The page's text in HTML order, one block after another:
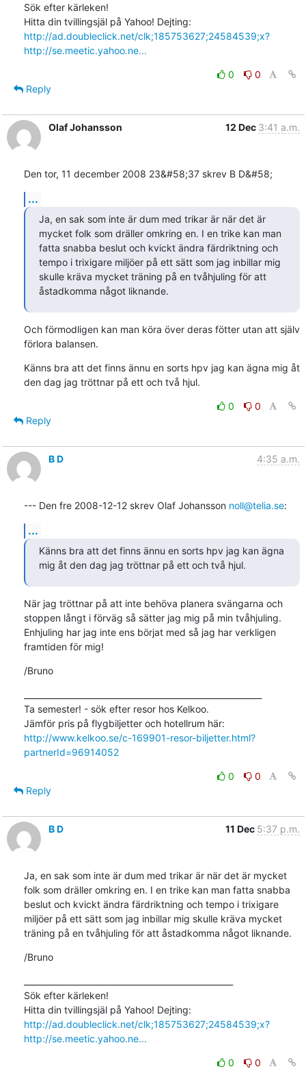
Sök efter kärleken!
http://ad.doubleclick.net/clk;185753627;24584539;x?
http://se.meetic.yahoo.ne...
0
0
Reply
Olaf Johansson 12 Dec 3:41 a.m.
Den tor, 11 december 2008 23&#58;37 skrev B D&#58;
...
Ja, en sak som inte är dum med trikar är när det är
mycket folk som dräller omkring en. I en trike kan man
fatta snabba beslut och kvickt ändra färdriktning och
tempo i trixigare miljöer på ett sätt som jag inbillar mig
skulle kräva mycket träning på en tvåhjuling för att
åstadkomma något liknande.
Och förmodligen kan man köra över deras fötter utan att själv
förlora balansen.
Känns bra att det finns ännu en sorts hpv jag kan ägna mig åt
den dag jag tröttnar på ett och två hjul.
0
0
Reply
B D 4:35 a.m.
--- Den fre 2008-12-12 skrev Olaf Johansson noll@telia.se:
...
Känns bra att det finns ännu en sorts hpv jag kan ägna
mig åt den dag jag tröttnar på ett och två hjul.
När jag tröttnar på att inte behöva planera svängarna och
stoppen långt i förväg så sätter jag mig på min tvåhjuling.
Enhjuling har jag inte ens börjat med så jag har verkligen
framtiden för mig!
/Bruno
Ta semester! - sök efter resor hos Kelkoo.
http://www.kelkoo.se/c-169901-resor-biljetter.html?
partnerId=96914052
0
0
Reply
B D 11 Dec 5:37 p.m.
Ja, en sak som inte är dum med trikar är när det är mycket
folk som dräller omkring en. I en trike kan man fatta snabba
beslut och kvickt ändra färdriktning och tempo i trixigare
miljöer på ett sätt som jag inbillar mig skulle kräva mycket
träning på en tvåhjuling för att åstadkomma något liknande.
/Bruno
Sök efter kärleken!
http://ad.doubleclick.net/clk;185753627;24584539;x?
http://se.meetic.yahoo.ne...
0
0